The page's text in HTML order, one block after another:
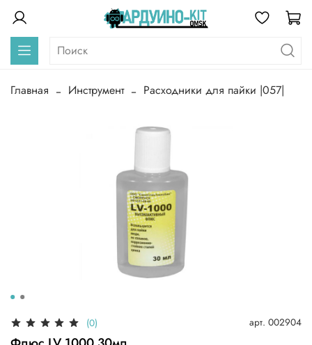
Главная Инструмент Расходники для пайки |057|
(0) арт. 002904